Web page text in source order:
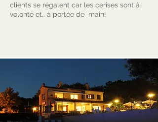
clients se régalent car les cerises sont à
volonté et.. à portée de main!